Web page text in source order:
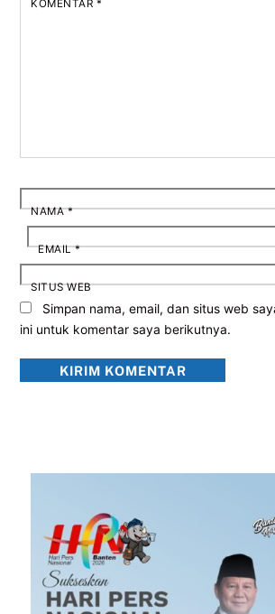
KOMENTAR *
NAMA*
EMAIL*
SITUS WEB
Simpan nama, email, dan situs web
ini untuk komentar saya berikutnya.